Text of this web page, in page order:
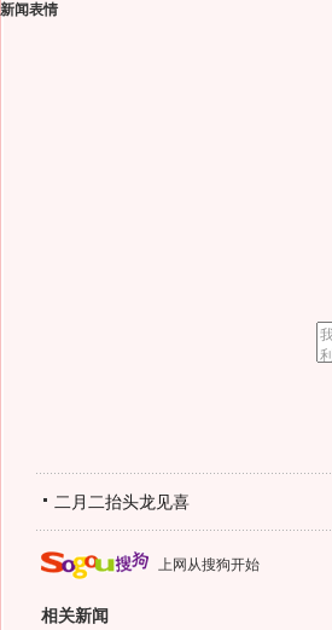
新闻表情
二月二抬头龙见喜
上网从搜狗开始
相关新闻